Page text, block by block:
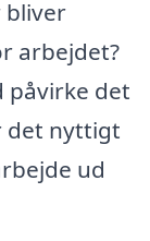
bliver
arbejdet?
påvirke det
det nyttigt
ud